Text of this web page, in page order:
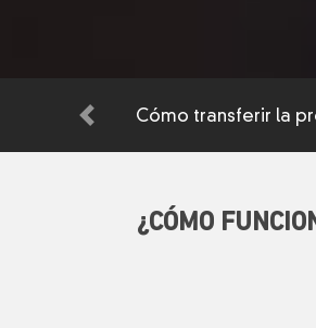
Cómo transferir la
Anterior
¿CÓMO